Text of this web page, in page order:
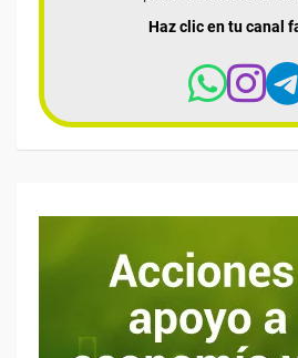
Haz clic en tu canal